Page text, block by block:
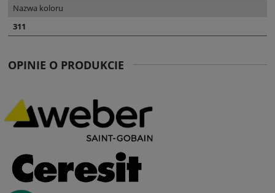
Nazwa koloru
311
OPINIE O PRODUKCIE